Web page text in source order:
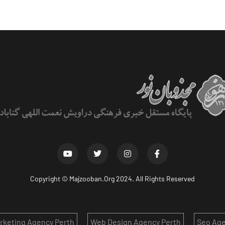
Copyright © Majzooban.Org2024. All Rights Reserved
Seo
Web Design Agency Perth
Agency Perth